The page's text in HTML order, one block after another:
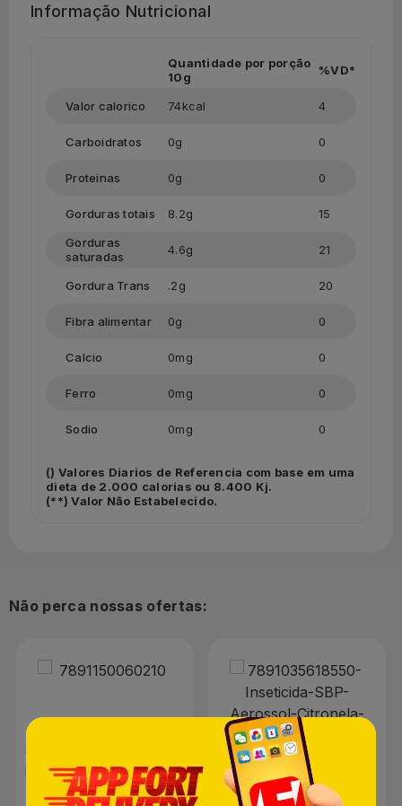
Informação Nutricional
Quantidade por porção
10g
%VD*
Valor calorico 74kcal 4
Carboidratos 0g 0
Proteinas 0g 0
Gorduras totais 8.2g
15
Gorduras
saturadas
4.6g 21
Gordura Trans .2g 20
Fibra alimentar 0g 0
Calcio 0mg 0
Ferro 0mg 0
Sodio 0mg 0
() Valores Diarios de Referencia com base em uma
dieta de 2.000 calorias ou 8.400 Kj.
(**) Valor Não Estabelecido.
Não perca nossas ofertas:
Sabonete Líquido Lux
Botanicals Orquídea
Negra Refil 200ml